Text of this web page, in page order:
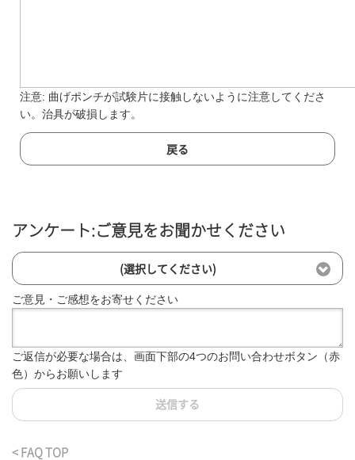
注意: 曲げポンチが試験片に接触しないように注意してくださ
い。治具が破損します。
戻る
アンケート:ご意見をお聞かせください
(選択してください)
ご意見・ご感想をお寄せください
ご返信が必要な場合は、画面下部の4つのお問い合わせボタン（赤
色）からお願いします
送信する
< FAQ TOP